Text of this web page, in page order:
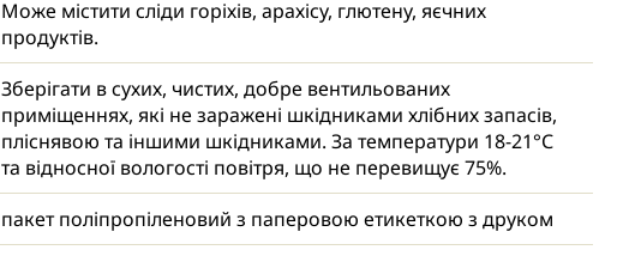
Може містити сліди горіхів, арахісу, глютену, яєчних
продуктів.
Зберігати в сухих, чистих, добре вентильованих
приміщеннях, які не заражені шкідниками хлібних запасів,
пліснявою та іншими шкідниками. За температури 18-21°С
та відносної вологості повітря, що не перевищує 75%.
пакет поліпропіленовий з паперовою етикеткою з друком